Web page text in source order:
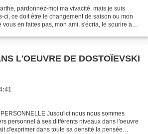
pardonnez-moi ma vivacité, mais je suis
ci, ce doit être le changement de saison ou mon
en faites pas, mon ami, s'écria, le sourire aux
L'OEUVRE DE DOSTOÏEVSKI
PERSONNELLE Jusqu'ici nous nous sommes
personnel à ses différents niveaux dans l'oeuvre
d'exprimer dans toute sa densité la pensée